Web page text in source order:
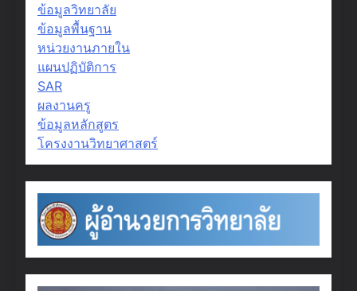
ข้อมูลวิทยาลัย
ข้อมูลพื้นฐาน
หน่วยงานภายใน
แผนปฏิบัติการ
SAR
ผลงานครู
ข้อมูลหลักสูตร
โครงงานวิทยาศาสตร์